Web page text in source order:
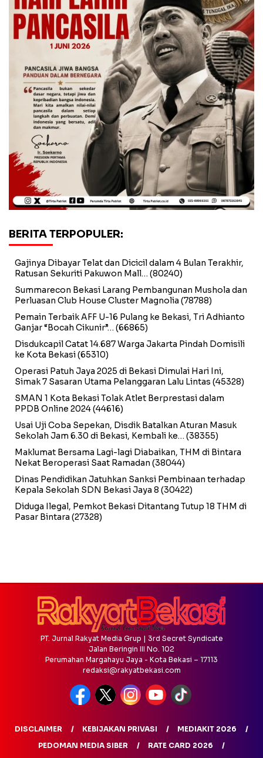
BERITA TERPOPULER:
Gajinya Dibayar Telat dan Dicicil dalam 4 Bulan Terakhir,
Ratusan Sekuriti Pakuwon Mall… (80240)
Summarecon Bekasi Larang Pembangunan Mushola dan
Perluasan Club House Cluster Magnolia (78788)
Pemain Terbaik AFF U-16 Pulang ke Bekasi, Tri Adhianto
Ganjar “Bocah Cikunir”… (66865)
Disdukcapil Catat 14.687 Warga Jakarta Pindah Domisili
ke Kota Bekasi(65310)
Operasi Patuh Jaya 2025 di Bekasi Dimulai Hari Ini,
Simak 7 Sasaran Utama Pelanggaran Lalu Lintas (45328)
SMAN 1 Kota Bekasi Tolak Atlet Berprestasi dalam
PPDB Online 2024(44616)
Usai Uji Coba Sepekan, Disdik Batalkan Aturan Masuk
Sekolah Jam 6.30 di Bekasi, Kembali ke… (38355)
Maklumat Bersama Lagi-lagi Diabaikan, THM di Bintara
Nekat Beroperasi Saat Ramadan (38044)
Dinas Pendidikan Jatuhkan Sanksi Pembinaan terhadap
Kepala Sekolah SDN Bekasi Jaya 8 (30422)
Diduga Ilegal, Pemkot Bekasi Ditantang Tutup 18 THM di
Pasar Bintara (27328)
PT. Jurnal Rakyat Media Grup | 3rd Secret Syndicate
Jalan Beringin III No. 102
Perumahan Margahayu Jaya - Kota Bekasi – 17113
redaksi@rakyatbekasi.com
DISCLAIMER KEBIJAKAN PRIVASI
MEDIAKIT 2026
PEDOMAN MEDIA SIBER
RATE CARD 2026